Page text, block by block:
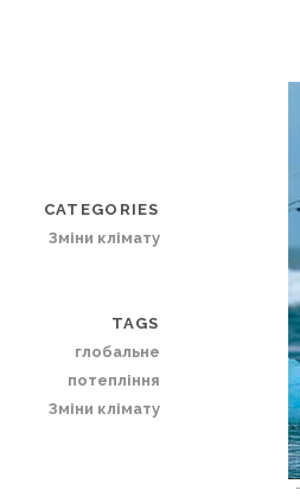
CATEGORIES
Зміни клімату
TAGS
глобальне
потепління
Зміни клімату